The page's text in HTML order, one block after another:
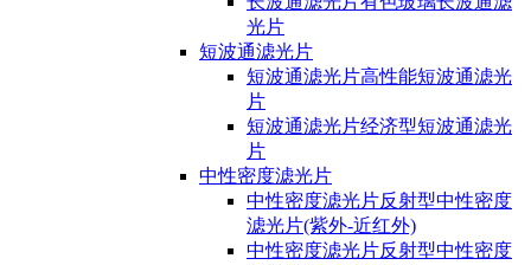
光片
短波通滤光片
短波通滤光片高性能短波通滤光
片
短波通滤光片经济型短波通滤光
片
中性密度滤光片
中性密度滤光片反射型中性密度
滤光片(紫外-近红外)
中性密度滤光片反射型中性密度